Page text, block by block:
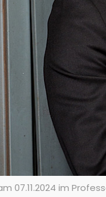
07.11.2024 im